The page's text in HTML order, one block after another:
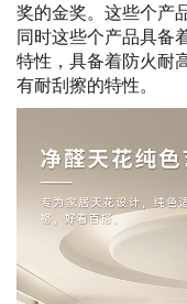
奖的金奖。这些个产
同时这些个产品具备
特性，具备着防火耐
有耐刮擦的特性。